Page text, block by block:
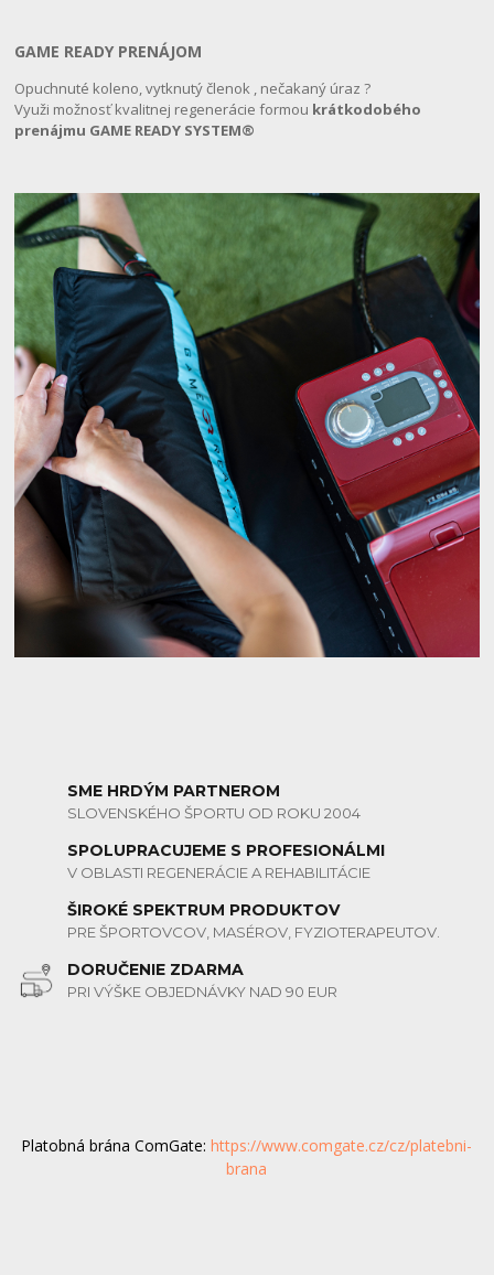
GAME READY PRENÁJOM
Opuchnuté koleno, vytknutý členok , nečakaný úraz ?
Využi možnosť kvalitnej regenerácie formou krátkodobého
prenájmu GAME READY SYSTEM®️
SME HRDÝM PARTNEROM
SLOVENSKÉHO ŠPORTU OD ROKU 2004
SPOLUPRACUJEME S PROFESIONÁLMI
V OBLASTI REGENERÁCIE A REHABILITÁCIE
ŠIROKÉ SPEKTRUM PRODUKTOV
PRE ŠPORTOVCOV, MASÉROV, FYZIOTERAPEUTOV.
DORUČENIE ZDARMA
PRI VÝŠKE OBJEDNÁVKY NAD 90 EUR
Platobná brána ComGate:https://www.comgate.cz/cz/platebni-
brana